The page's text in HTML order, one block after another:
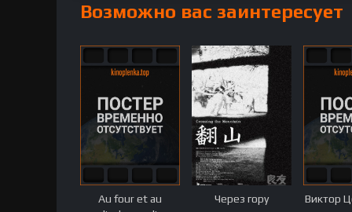
Возможно вас заинтересует
Au four et au
Через гору
Виктор